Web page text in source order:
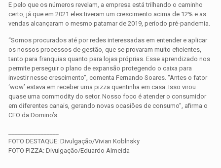
E pelo que os números revelam, a empresa está trilhando o caminho
certo, já que em 2021 eles tiveram um crescimento acima de 12% e as
vendas alcançaram o mesmo patamar de 2019, período pré-pandemia.
“Somos procurados até por redes interessadas em entender e aplicar
os nossos processos de gestão, que se provaram muito eficientes,
tanto para franquias quanto para lojas próprias. Esse aprendizado nos
permite perseguir o plano de expansão protegendo o caixa para
investir nesse crescimento”, comenta Fernando Soares. “Antes o fator
‘wow’ estava em receber uma pizza quentinha em casa. Isso virou
quase uma commodity do setor. Nosso foco é atender o consumidor
em diferentes canais, gerando novas ocasiões de consumo”, afirma o
CEO da Domino’s.
FOTO DESTAQUE: Divulgação/Vivian Koblnsky
FOTO PIZZA: Divulgação/Eduardo Almeida